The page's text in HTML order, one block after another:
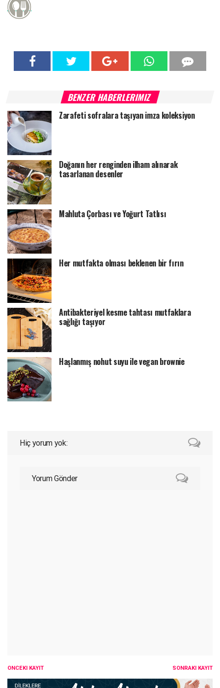
BENZER HABERLERIMIZ
Zarafeti sofralara taşıyan imza koleksiyon
Doğanın her renginden ilham alınarak
tasarlanan desenler
Mahluta Çorbası ve Yoğurt Tatlısı
Her mutfakta olması beklenen bir fırın
Antibakteriyel kesme tahtası mutfaklara
sağlığı taşıyor
Haşlanmış nohut suyu ile vegan brownie
Hiç yorum yok:
Yorum Gönder
SONRAKI KAYIT
ÖNCEKI KAYIT